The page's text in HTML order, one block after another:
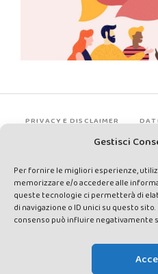
Gestisci
Per fornire le migliori esperienze,
memorizzare e/o accedere alle
queste tecnologie ci permetterà di
di navigazione o ID unici su questo
consenso può influire negativamente
PRIVACY E DISCLAIMER
rights reserved - Testata
autorizzazione n°1 del 12/04/